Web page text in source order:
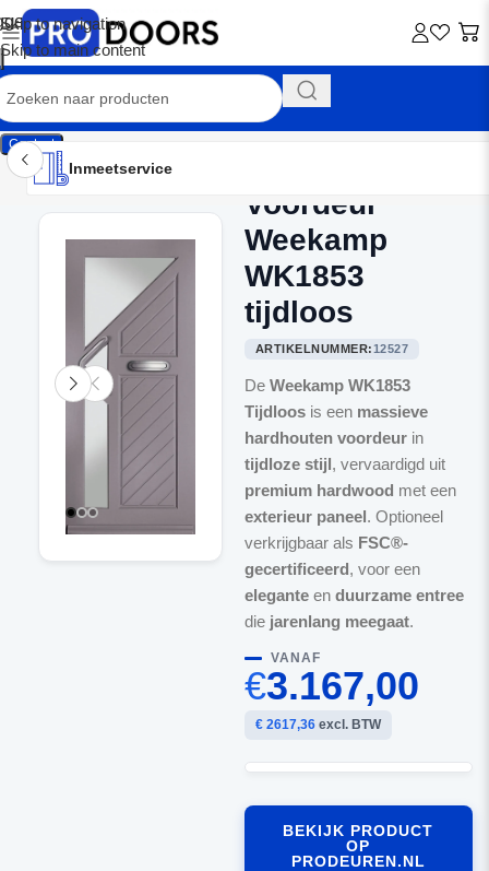
Skip to navigation
Skip to main content
Contact
Inmeetservice
Montageservice
Advies op maat
Showroom
Inmeetservice
Voordeur
Weekamp
WK1853
tijdloos
ARTIKELNUMMER:12527
De Weekamp WK1853
Tijdloosis een massieve
hardhouten voordeurin
tijdloze stijl, vervaardigd uit
premium hardwood met een
exterieur paneel. Optioneel
verkrijgbaar als FSC®-
gecertificeerd, voor een
eleganteen duurzame entree
die jarenlang meegaat.
VANAF
€3.167,00
€ 2617,36excl. BTW
BEKIJK PRODUCT
OP
PRODEUREN.NL